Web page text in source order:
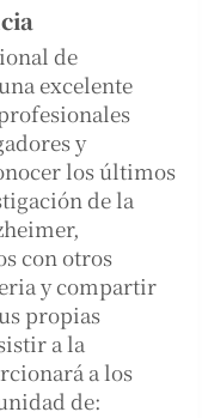
de
excelente
y
los últimos
de la
con otros
y compartir
propias
a la
a los
de: